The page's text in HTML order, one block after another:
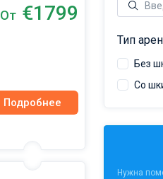
От €1799
Подробнее
Тип
Без
Со
Нужна